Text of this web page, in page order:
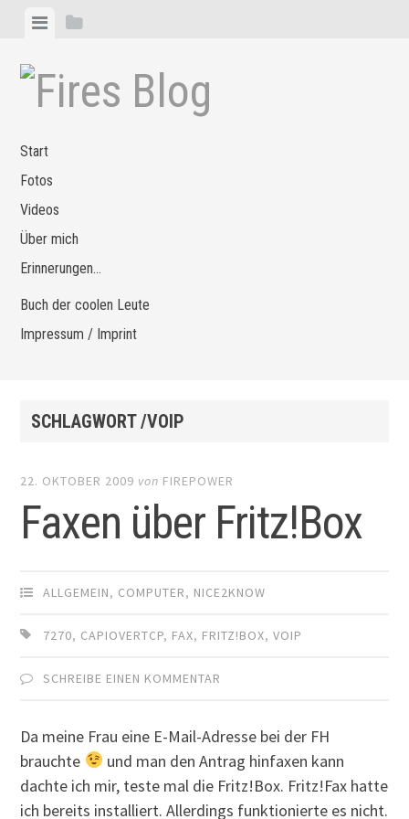
Zum
springen
MenüSeitenleiste
Start
Fotos
Videos
Über mich
Erinnerungen…
Buch der coolen Leute
Impressum / Imprint
SCHLAGWORT /VOIP
22. OKTOBER 2009 von FIREPOWER
Faxen über Fritz!Box
ALLGEMEIN, COMPUTER, NICE2KNOW
7270, CAPIOVERTCP, FAX, FRITZ!BOX,VOIP
SCHREIBE EINEN KOMMENTAR
Da meine Frau eine E-Mail-Adresse bei der FH
brauchte
und man den Antrag hinfaxen kann
dachte ich mir, teste mal die Fritz!Box. Fritz!Fax hatte
ich bereits installiert. Allerdings funktionierte es nicht.